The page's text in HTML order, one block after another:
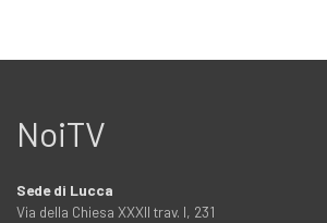
NoiTV
Sede di Lucca
Via della Chiesa XXXII trav. I, 231